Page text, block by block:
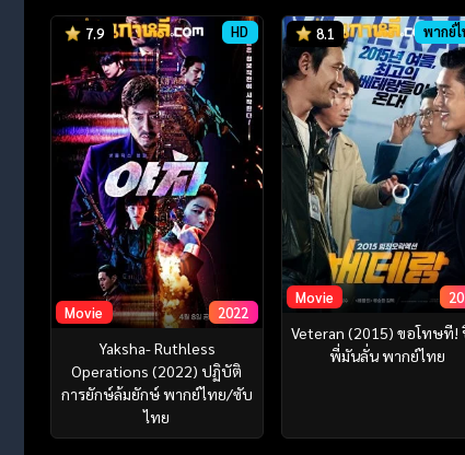
7.9 HD
Movie 2022
Yaksha- Ruthless
Operations (2022) ปฏิบัติ
การยักษ์ล้มยักษ์ พากย์ไทย/ซับ
ไทย
8.1 พากย์
Movie
Veteran (2015) ขอโทษที!
พี่มันลั่น พากย์ไทย